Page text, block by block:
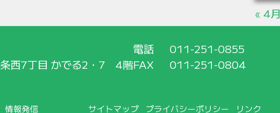
« 4月
西7丁目 かでる2・7 4階
電話
011-251-0855
FAX
011-251-0804
情報発信 サイトマップ プライバシーポリシー リンク